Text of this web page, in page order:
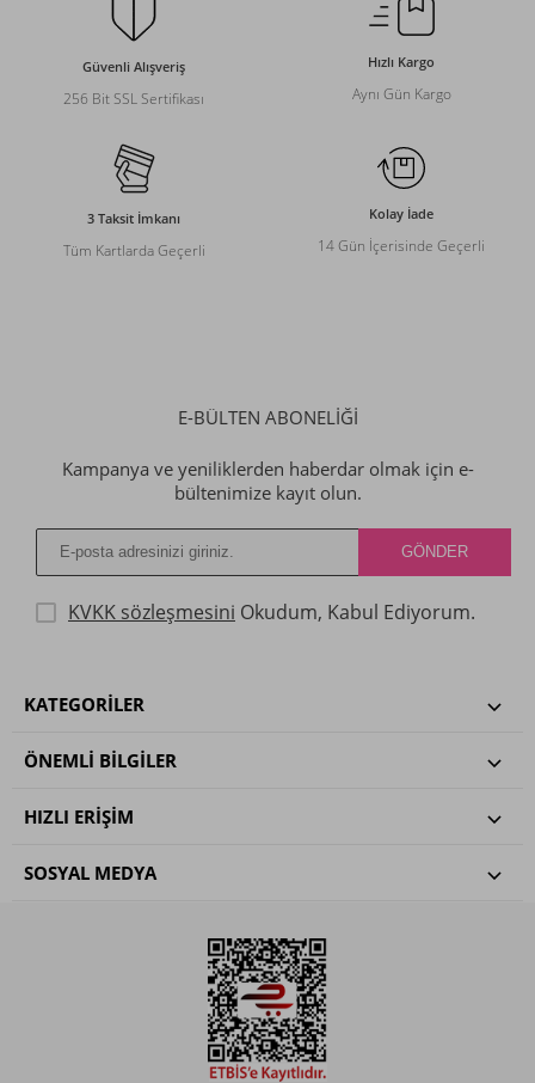
Güvenli Alışveriş
256 Bit SSL Sertifikası
Hızlı Kargo
Aynı Gün Kargo
3 Taksit İmkanı
Tüm Kartlarda Geçerli
Kolay İade
14 Gün İçerisinde Geçerli
E-BÜLTEN ABONELİĞİ
Kampanya ve yeniliklerden haberdar olmak için e-
bültenimize kayıt olun.
KVKK sözleşmesini Okudum, Kabul Ediyorum.
KATEGORILER
ÖNEMLI BILGILER
HIZLI ERIŞIM
SOSYAL MEDYA